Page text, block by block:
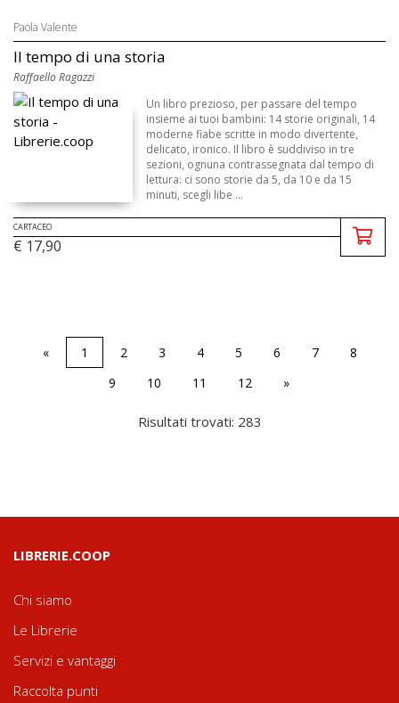
Paola Valente
Il tempo di una storia
Raffaello Ragazzi
Un libro prezioso, per passare del tempo
insieme ai tuoi bambini: 14 storie originali, 14
moderne fiabe scritte in modo divertente,
delicato, ironico. Il libro è suddiviso in tre
sezioni, ognuna contrassegnata dal tempo di
lettura: ci sono storie da 5, da 10 e da 15
minuti, scegli libe ...
CARTACEO
€ 17,90
« 1 2 3 4 5 6 7
8
9
10 11 12 »
Risultati trovati: 283
LIBRERIE.COOP
Chi siamo
Le Librerie
Servizi e vantaggi
Raccolta punti